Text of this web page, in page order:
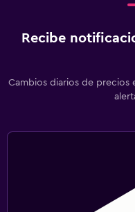
Recibe
Cambios diarios de precios